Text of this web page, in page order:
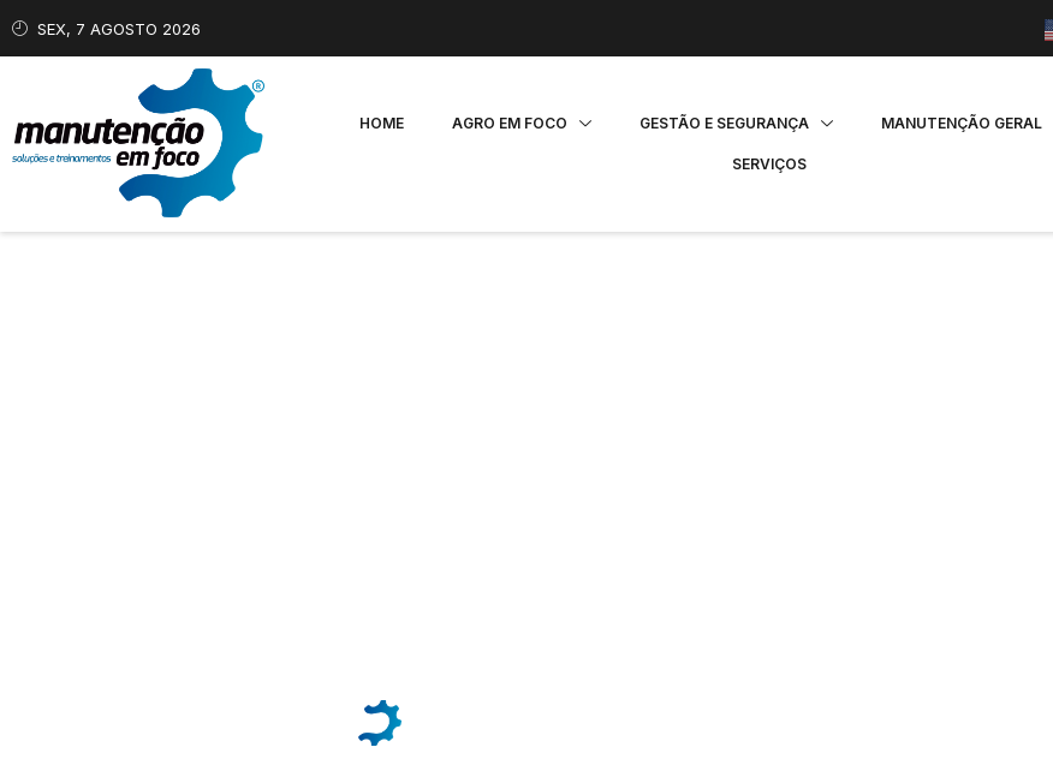
SEX, 7 AGOSTO 2026
HOME AGRO EM FOCO GESTÃO E SEGURANÇA MANUTENÇÃO GERAL
SERVIÇOS